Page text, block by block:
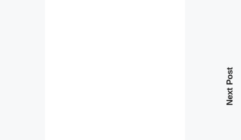
Next Post